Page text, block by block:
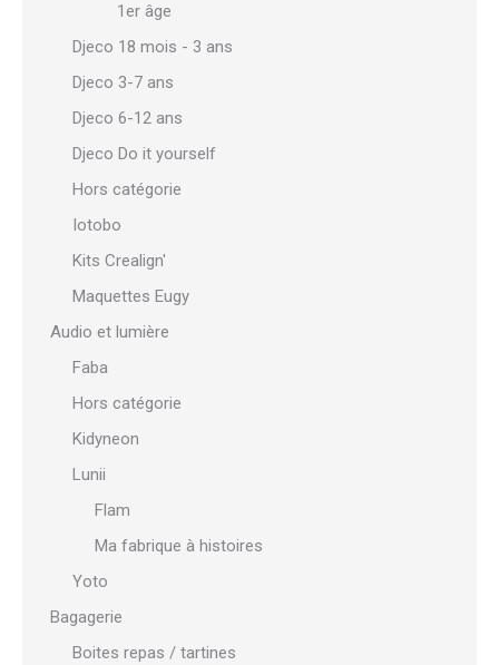
1er âge
Djeco 18 mois - 3 ans
Djeco 3-7 ans
Djeco 6-12 ans
Djeco Do it yourself
Hors catégorie
Iotobo
Kits Crealign'
Maquettes Eugy
Audio et lumière
Faba
Hors catégorie
Kidyneon
Lunii
Flam
Ma fabrique à histoires
Yoto
Bagagerie
Boites repas / tartines